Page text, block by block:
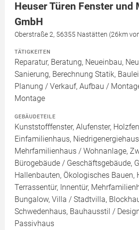
Heuser Türen Fenster und
GmbH
Oberstraße 2, 56355 Nastätten (26km
TÄTIGKEITEN
Reparatur, Beratung, Neueinbau,
Sanierung, Berechnung Statik,
Planung / Verkauf, Aufbau /
Montage
GEBÄUDETEILE
Kunststofffenster, Alufenster,
Einfamilienhaus,
Mehrfamilienhaus / Wohnanlage,
Bürogebäude / Geschäftsgebäude,
Hallenbauten, Ökologisches Bauen,
Terrassentür, Innentür,
Bungalow, Villa / Stadtvilla,
Schwedenhaus, Bauhausstil /
Passivhaus